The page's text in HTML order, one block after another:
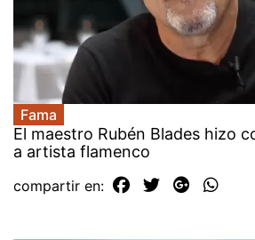
Fama
El maestro Rubén Blades hizo
a artista flamenco
compartir en: